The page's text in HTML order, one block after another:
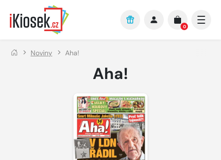
Přejít na hlavní obsah
0
Noviny Aha!
Aha!